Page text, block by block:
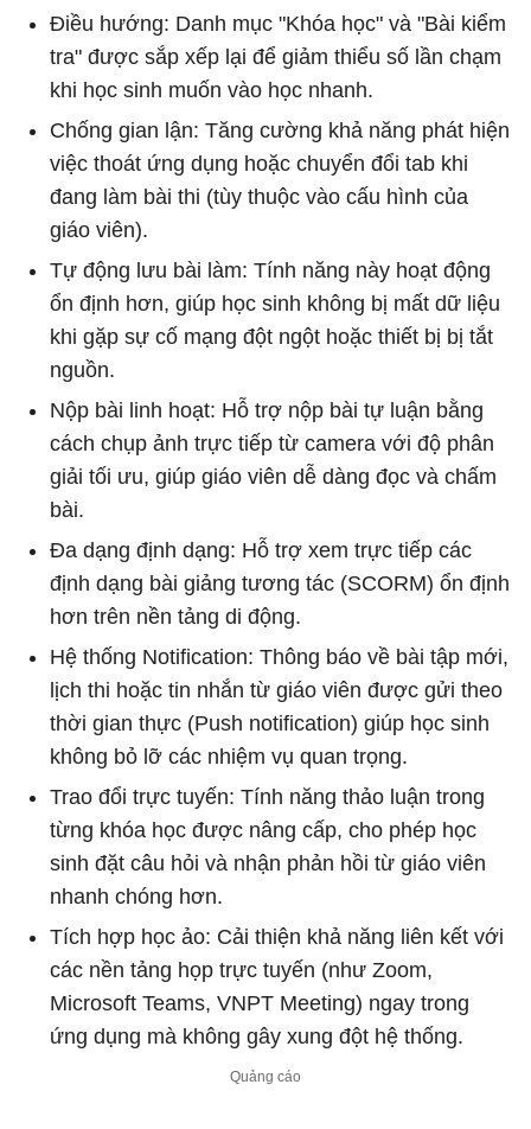
Điều hướng: Danh mục "Khóa học" và "Bài kiểm
tra" được sắp xếp lại để giảm thiểu số lần chạm
khi học sinh muốn vào học nhanh.
Chống gian lận: Tăng cường khả năng phát hiện
việc thoát ứng dụng hoặc chuyển đổi tab khi
đang làm bài thi (tùy thuộc vào cấu hình của
giáo viên).
Tự động lưu bài làm: Tính năng này hoạt động
ổn định hơn, giúp học sinh không bị mất dữ liệu
khi gặp sự cố mạng đột ngột hoặc thiết bị bị tắt
nguồn.
Nộp bài linh hoạt: Hỗ trợ nộp bài tự luận bằng
cách chụp ảnh trực tiếp từ camera với độ phân
giải tối ưu, giúp giáo viên dễ dàng đọc và chấm
bài.
Đa dạng định dạng: Hỗ trợ xem trực tiếp các
định dạng bài giảng tương tác (SCORM) ổn định
hơn trên nền tảng di động.
Hệ thống Notification: Thông báo về bài tập mới,
lịch thi hoặc tin nhắn từ giáo viên được gửi theo
thời gian thực (Push notification) giúp học sinh
không bỏ lỡ các nhiệm vụ quan trọng.
Trao đổi trực tuyến: Tính năng thảo luận trong
từng khóa học được nâng cấp, cho phép học
sinh đặt câu hỏi và nhận phản hồi từ giáo viên
nhanh chóng hơn.
Tích hợp học ảo: Cải thiện khả năng liên kết với
các nền tảng họp trực tuyến (như Zoom,
Microsoft Teams, VNPT Meeting) ngay trong
ứng dụng mà không gây xung đột hệ thống.